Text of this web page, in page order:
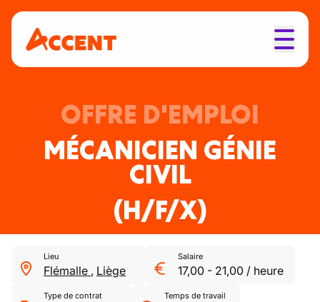
OFFRE D'EMPLOI
MÉCANICIEN GÉNIE
CIVIL
(H/F/X)
Lieu
Flémalle , Liège
Salaire
17,00 - 21,00 / heure
Type de contrat Temps de travail